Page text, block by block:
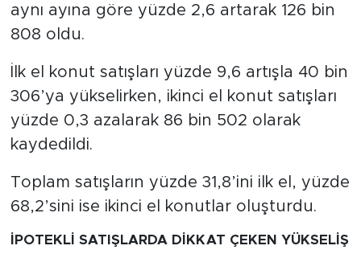
aynı ayına göre yüzde 2,6 artarak 126 bin
808 oldu.
İlk el konut satışları yüzde 9,6 artışla 40 bin
306’ya yükselirken, ikinci el konut satışları
yüzde 0,3 azalarak 86 bin 502 olarak
kaydedildi.
Toplam satışların yüzde 31,8’ini ilk el, yüzde
68,2’sini ise ikinci el konutlar oluşturdu.
İPOTEKLİ SATIŞLARDA DİKKAT ÇEKEN YÜKSELİŞ